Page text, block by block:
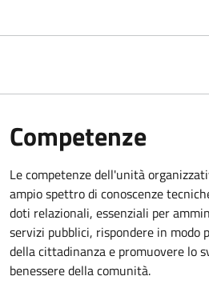
Competenze
Le competenze dell'unità
ampio spettro di conoscenze
doti relazionali, essenziali per
servizi pubblici, rispondere in modo
della cittadinanza e promuovere lo
benessere della comunità.